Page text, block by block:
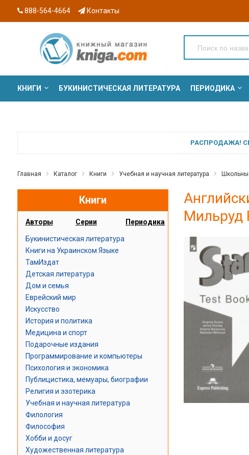
888-564-4664 Контакты
КНИГИ БУКИНИСТИЧЕСКАЯ ЛИТЕРАТУРА ПЕРИОДИКА
РАСПРОДАЖА!
Главная Каталог Книги Учебная и научная литература
Книги
Авторы Серии Периодика
Букинистическая литература
Книги на Украинском Языке
ТамИздат
Детская литература
Дом и семья
Еврейский мир
Искусство
История и политика
Медицина и спорт
Подарочные издания
Программирование и компьютеры
Психология и экономика
Публицистика, мемуары, биографии
Религия и эзотерика
Учебная и научная литература
Филология
Философия
Хобби и досуг
Художественная литература
Мильруд